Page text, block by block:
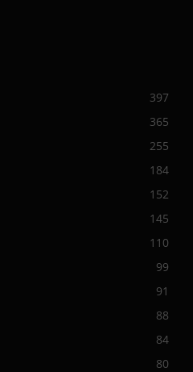
397
365
255
184
152
145
110
99
91
88
84
80